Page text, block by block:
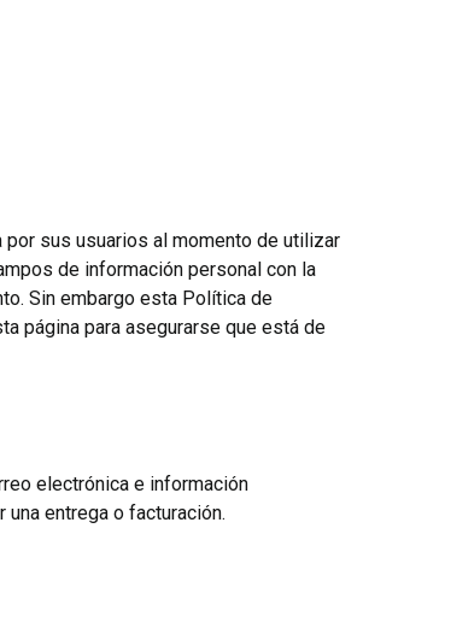
sus usuarios al momento de utilizar
de información personal con la
Sin embargo esta Política de
página para asegurarse que está de
electrónica e información
entrega o facturación.